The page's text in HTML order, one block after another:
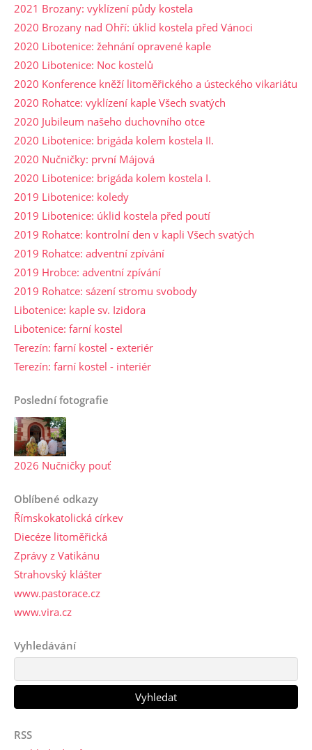
2021 Brozany: vyklízení půdy kostela
2020 Brozany nad Ohří: úklid kostela před Vánoci
2020 Libotenice: žehnání opravené kaple
2020 Libotenice: Noc kostelů
2020 Konference kněží litoměřického a ústeckého vikariátu
2020 Rohatce: vyklízení kaple Všech svatých
2020 Jubileum našeho duchovního otce
2020 Libotenice: brigáda kolem kostela II.
2020 Nučničky: první Májová
2020 Libotenice: brigáda kolem kostela I.
2019 Libotenice: koledy
2019 Libotenice: úklid kostela před poutí
2019 Rohatce: kontrolní den v kapli Všech svatých
2019 Rohatce: adventní zpívání
2019 Hrobce: adventní zpívání
2019 Rohatce: sázení stromu svobody
Libotenice: kaple sv. Izidora
Libotenice: farní kostel
Terezín: farní kostel - exteriér
Terezín: farní kostel - interiér
Poslední fotografie
2026 Nučničky pouť
Oblíbené odkazy
Římskokatolická církev
Diecéze litoměřická
Zprávy z Vatikánu
Strahovský klášter
www.pastorace.cz
www.vira.cz
Vyhledávání
RSS